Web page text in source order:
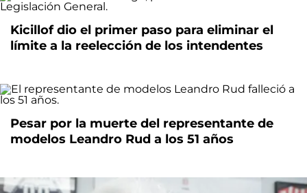
Kicillof dio el primer paso para eliminar el
límite a la reelección de los intendentes
Pesar por la muerte del representante de
modelos Leandro Rud a los 51 años